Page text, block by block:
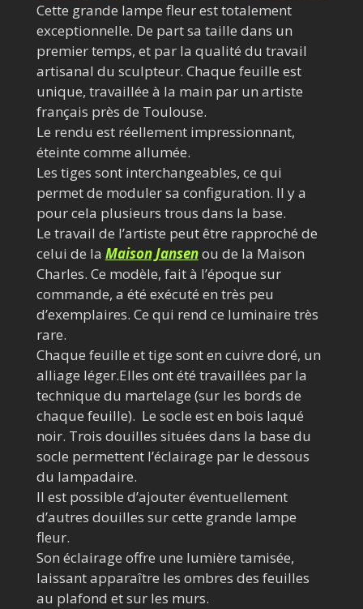
Cette grande lampe fleur est totalement
exceptionnelle. De part sa taille dans un
premier temps, et par la qualité du travail
artisanal du sculpteur. Chaque feuille est
unique, travaillée à la main par un artiste
français près de Toulouse.
Le rendu est réellement impressionnant,
éteinte comme allumée.
Les tiges sont interchangeables, ce qui
permet de moduler sa configuration. Il y a
pour cela plusieurs trous dans la base.
Le travail de l’artiste peut être rapproché de
celui de la Maison Jansenou de la Maison
Charles. Ce modèle, fait à l’époque sur
commande, a été exécuté en très peu
d’exemplaires. Ce qui rend ce luminaire très
rare.
Chaque feuille et tige sont en cuivre doré, un
alliage léger.Elles ont été travaillées par la
technique du martelage (sur les bords de
chaque feuille). Le socle est en bois laqué
noir. Trois douilles situées dans la base du
socle permettent l’éclairage par le dessous
du lampadaire.
Il est possible d’ajouter éventuellement
d’autres douilles sur cette grande lampe
fleur.
Son éclairage offre une lumière tamisée,
laissant apparaître les ombres des feuilles
au plafond et sur les murs.